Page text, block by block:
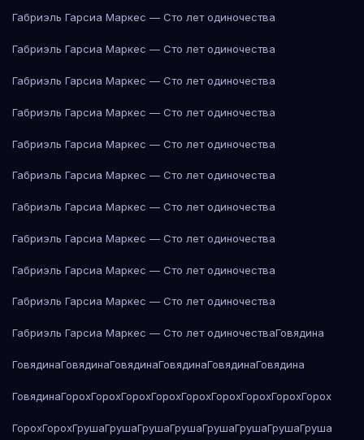
Габриэль Гарсиа Маркес — Сто лет одиночества
Габриэль Гарсиа Маркес — Сто лет одиночества
Габриэль Гарсиа Маркес — Сто лет одиночества
Габриэль Гарсиа Маркес — Сто лет одиночества
Габриэль Гарсиа Маркес — Сто лет одиночества
Габриэль Гарсиа Маркес — Сто лет одиночества
Габриэль Гарсиа Маркес — Сто лет одиночества
Габриэль Гарсиа Маркес — Сто лет одиночества
Габриэль Гарсиа Маркес — Сто лет одиночества
Габриэль Гарсиа Маркес — Сто лет одиночества
Габриэль Гарсиа Маркес — Сто лет одиночестваГовядина
ГовядинаГовядинаГовядинаГовядинаГовядинаГовядина
ГовядинаГорохГорохГорохГорохГорохГорохГорохГорохГорох
ГорохГорохГрушаГрушаГрушаГрушаГрушаГрушаГрушаГруша